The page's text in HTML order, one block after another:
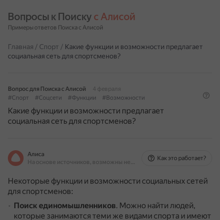
Вопросы к Поиску с Алисой
Примеры ответов Поиска с Алисой
Главная / Спорт / Какие функции и возможности предлагает
социальная сеть для спортсменов?
Вопрос для Поиска с Алисой
4 февраля
#Спорт
#Соцсети #Функции #Возможности
Какие функции и возможности предлагает
социальная сеть для спортсменов?
Алиса
На основе источников, возможны неточности
Как это работает?
Некоторые функции и возможности социальных сетей
для спортсменов:
Поиск единомышленников. Можно найти людей,
которые занимаются теми же видами спорта и имеют